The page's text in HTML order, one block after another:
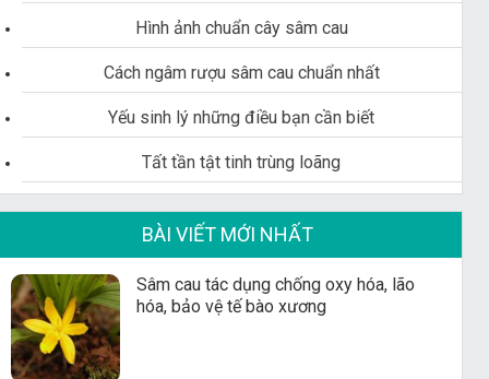
Hình ảnh chuẩn cây sâm cau
Cách ngâm rượu sâm cau chuẩn nhất
Yếu sinh lý những điều bạn cần biết
Tất tần tật tinh trùng loãng
BÀI VIẾT MỚI NHẤT
Sâm cau tác dụng chống oxy hóa, lão
hóa, bảo vệ tế bào xương